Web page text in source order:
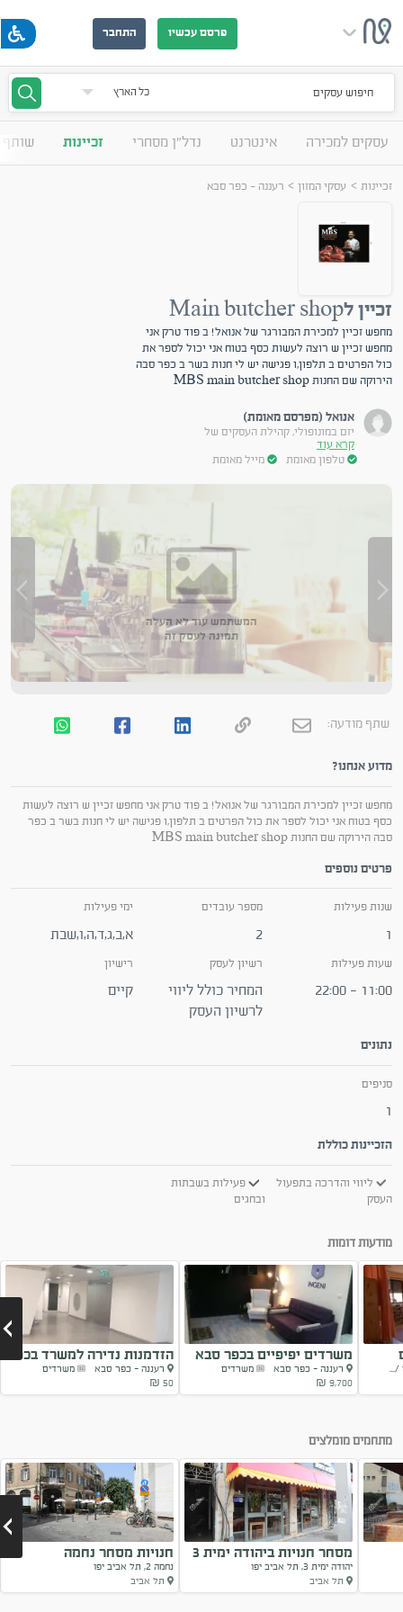
פרסם עכשיו התחבר
חיפוש עסקים
עסקים למכירה אינטרנט נדל"ן מסחרי זכיינות שותף
זכיינות> עסקי המזון> רעננה - כפר סבא
זכיין לMain butcher shop
מחפש זכיין למכירת המבורגר של אנואל! ב פוד טרק אני
מחפש זכיין ש רוצה לעשות כסף בטוח אני יכול לספר את
כול הפרטים ב תלפון,ו פגישה יש לי חנות בשר ב כפר סבה
הירוקה שם החנות MBS main butcher shop
אנואל (מפרסם מאומת)
יזם במונופולי, קהילת העסקים של
קרא עוד
טלפון מאומת
מייל מאומת
המשתמש עוד לא העלה
תמונה לעסק זה
שתף מודעה:
מדוע אנחנו?
מחפש זכיין למכירת המבורגר של אנואל! ב פוד טרק אני מחפש זכיין ש רוצה לעשות
כסף בטוח אני יכול לספר את כול הפרטים ב תלפון,ו פגישה יש לי חנות בשר ב כפר
סבה הירוקה שם החנות MBS main butcher shop
פרטים נוספים
שנות פעילות
1
מספר עובדים
2
ימי פעילות
א,ב,ג,ד,ה,ו,שבת
שעות פעילות
11:00 - 22:00
רשיון לעסק
המחיר כולל ליווי
לרשיון העסק
רישיון
קיים
נתונים
סניפים
1
הזכיינות כוללת
ליווי והדרכה בתפעול
העסק
פעילות בשבתות
ובחגים
מודעות דומות
/...
משרדים יפיפיים בכפר סבא
רעננה - כפר סבא
משרדים
9,700 ₪
הזדמנות נדירה למשרד בכפר
סבא
רעננה - כפר סבא
משרדים
50 ₪
מתחמים מומלצים
מסחר חנויות ביהודה ימית 3
יהודה ימית 3, תל אביב יפו
תל אביב
חנויות מסחר נחמה
נחמה 2, תל אביב יפו
תל אביב